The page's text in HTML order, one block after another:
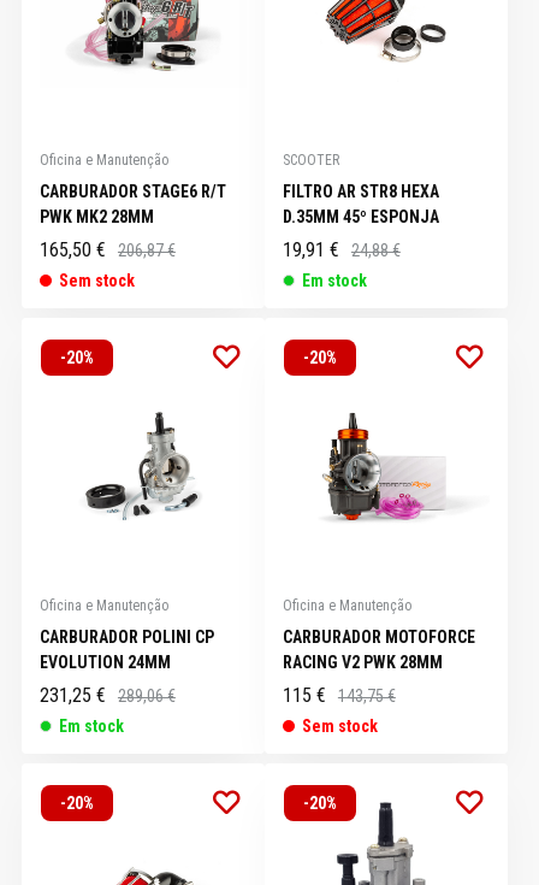
Oficina e Manutenção
CARBURADOR STAGE6 R/T
PWK MK2 28MM
165,50 €
206,87 €
Sem stock
SCOOTER
FILTRO AR STR8 HEXA
D.35MM 45º ESPONJA
19,91 €
24,88 €
Em stock
-20%
Oficina e Manutenção
CARBURADOR POLINI CP
EVOLUTION 24MM
231,25 €
289,06 €
Em stock
-20%
Oficina e Manutenção
CARBURADOR MOTOFORCE
RACING V2 PWK 28MM
115 €
143,75 €
Sem stock
-20% -20%